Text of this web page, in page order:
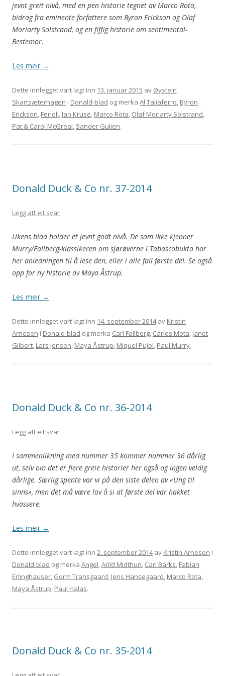
jevnt greit nivå, med en pen historie tegnet av Marco Rota,
bidrag fra eminente forfattere som Byron Erickson og Olaf
Moriarty Solstrand, og en fiffig historie om sentimental-
Bestemor.
Les meir →
Dette innlegget vart lagt inn 13. januar 2015 av Øystein
Skartsæterhagen i Donald-blad og merka Al Taliaferro, Byron
Erickson, Ferioli, Jan Kruse, Marco Rota, Olaf Moriarty Solstrand,
Pat & Carol McGreal, Sander Gulien.
Donald Duck & Co nr. 37-2014
Legg att eit svar
Ukens blad holder et jevnt godt nivå. De som ikke kjenner
Murry/Fallberg-klassikeren om sjørøverne i Tabascobukta har
her anledningen til å lese den, eller i alle fall første del. Se også
opp for ny historie av Maya Åstrup.
Les meir →
Dette innlegget vart lagt inn 14. september 2014av Kristin
Arnesen i Donald-blad og merka Carl Fallberg, Carlos Mota, Janet
Gilbert, Lars Jensen, Maya Åstrup, Miquel Pujol, Paul Murry.
Donald Duck & Co nr. 36-2014
Legg att eit svar
I sammenlikning med nummer 35 kommer nummer 36 dårlig
ut, selv om det er flere greie historier her også og ingen veldig
dårlige. Særlig spente var vi på den siste delen av «Ung til
sinns», men det må være lov å si at første del var hakket
hvassere.
Les meir →
Dette innlegget vart lagt inn 2. september 2014av Kristin Arnesen i
Donald-blad og merka Angel,Arild Midthun, Carl Barks, Fabian
Erlinghäuser, Gorm Transgaard, Jens Hansegaard, Marco Rota,
Maya Åstrup, Paul Halas.
Donald Duck & Co nr. 35-2014